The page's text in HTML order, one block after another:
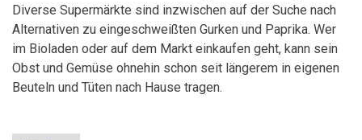
Diverse Supermärkte sind inzwischen auf der Suche nach
Alternativen zu eingeschweißten Gurken und Paprika. Wer
im Bioladen oder auf dem Markt einkaufen geht, kann sein
Obst und Gemüse ohnehin schon seit längerem in eigenen
Beuteln und Tüten nach Hause tragen.